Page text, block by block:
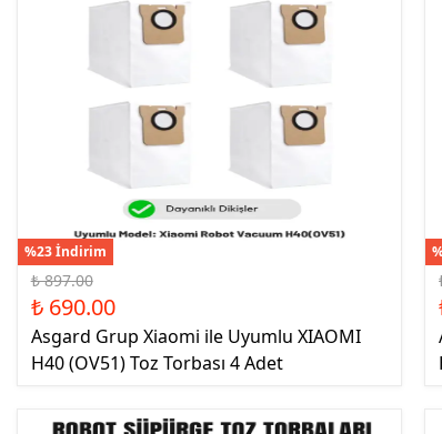
%23 İndirim
₺ 897.00
₺ 690.00
Asgard Grup Xiaomi ile Uyumlu XIAOMI
H40 (OV51) Toz Torbası 4 Adet